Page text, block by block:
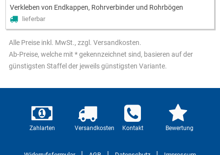
Verkleben von Endkappen, Rohrverbinder und Rohrbögen
lieferbar
Alle Preise inkl. MwSt., zzgl. Versandkosten.
Ab-Preise, welche mit * gekennzeichnet sind, basieren auf der
günstigsten Staffel der jeweils günstigsten Variante.
Zahlarten Versandkosten Kontakt Bewertung